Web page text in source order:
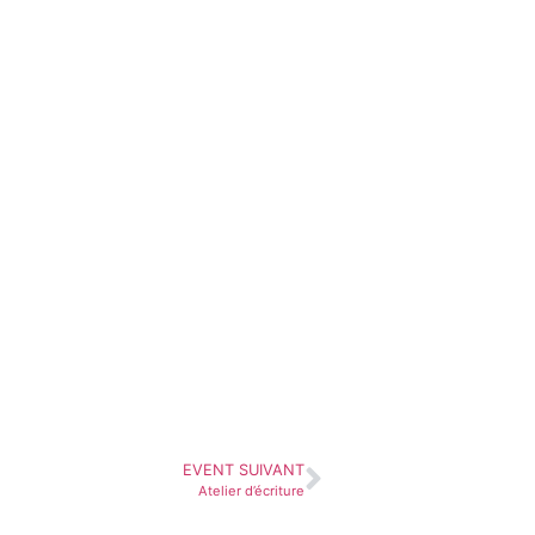
EVENT SUIVANT
Atelier d’écriture